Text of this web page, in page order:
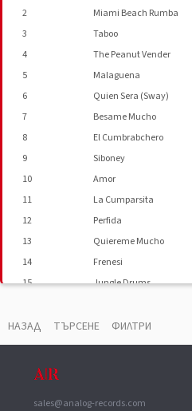
2
Miami Beach Rumba
3
Taboo
4
The Peanut Vender
5
Malaguena
6
Quien Sera (Sway)
7
Besame Mucho
8
El Cumbrabchero
9
Siboney
10
Amor
11
La Cumparsita
12
Perfida
13
Quiereme Mucho
14
Frenesi
15
Jungle Drums
НАЗАД ТЪРСЕНЕ ФИЛТРИ
sales@analog-records.com